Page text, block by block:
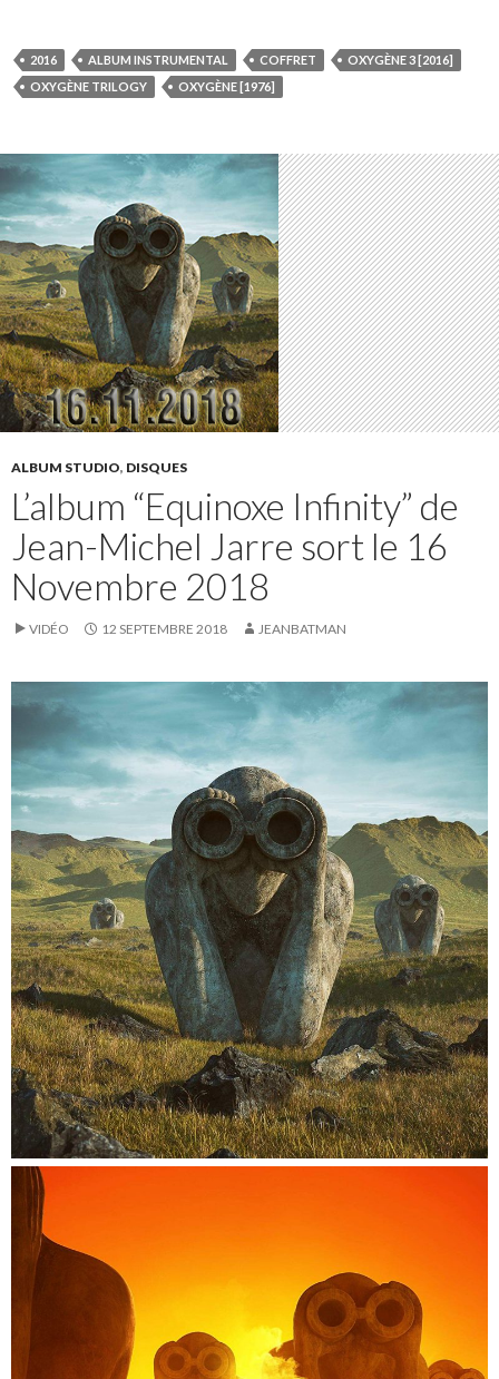
2016 ALBUM INSTRUMENTAL COFFRET
OXYGÈNE 3 [2016]
OXYGÈNE TRILOGY
OXYGÈNE [1976]
ALBUM STUDIO, DISQUES
L’album “Equinoxe Infinity” de
Jean-Michel Jarre sort le 16
Novembre 2018
VIDÉO 12 SEPTEMBRE 2018 JEANBATMAN